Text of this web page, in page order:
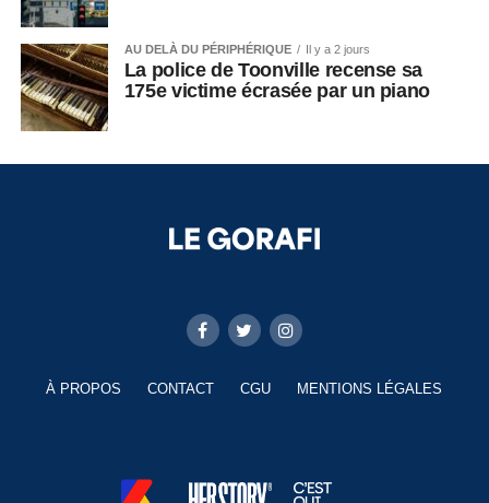
AU DELÀ DU PÉRIPHÉRIQUE Il y a 2 jours
La police de Toonville recense sa
175e victime écrasée par un piano
À PROPOS CONTACT CGU MENTIONS LÉGALES